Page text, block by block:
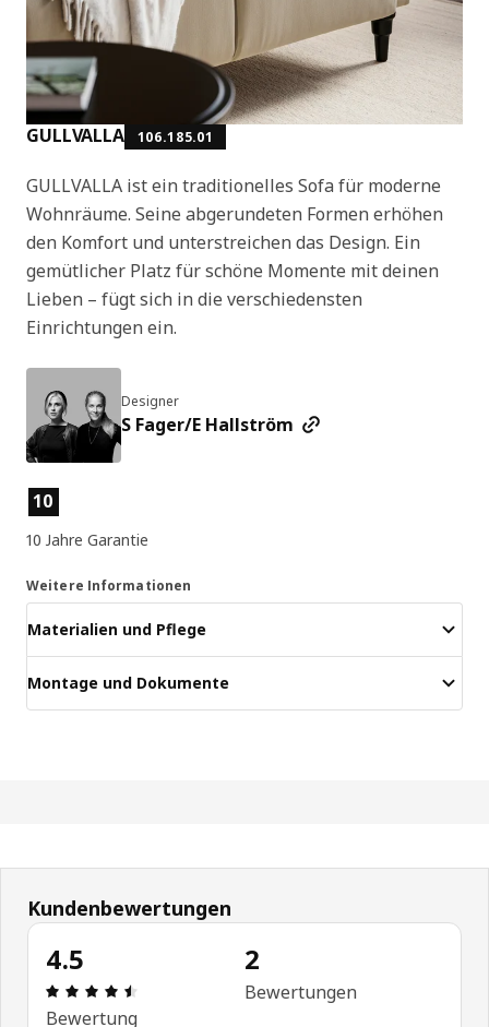
GULLVALLA 106.185.01
GULLVALLA ist ein traditionelles Sofa für moderne
Wohnräume. Seine abgerundeten Formen erhöhen
den Komfort und unterstreichen das Design. Ein
gemütlicher Platz für schöne Momente mit deinen
Lieben – fügt sich in die verschiedensten
Einrichtungen ein.
Designer
S Fager/E Hallström
Produktmerkmale
10
10 Jahre Garantie
Weitere Informationen
Materialien und Pflege
Montage und Dokumente
Kundenbewertungen
4.5
Bewertung: 4.5 von 5 Sterne Alle Bewertungen: 2
Bewertung
2
Bewertungen